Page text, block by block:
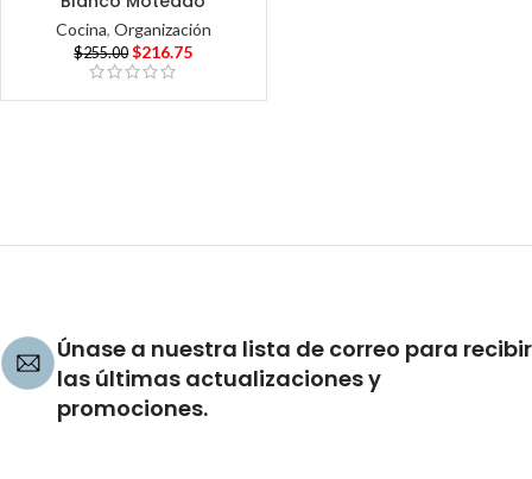
Cocina, Organización
$255.00 $216.75
Únase a nuestra lista de correo para recibir
las últimas actualizaciones y
promociones.